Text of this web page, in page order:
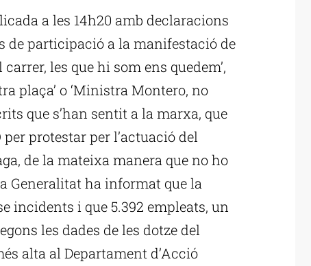
a les 14h20 amb declaracions
de participació a la manifestació de
les que hi som ens quedem’,
plaça’ o ‘Ministra Montero, no
que s’han sentit a la marxa, que
per protestar per l’actuació del
de la mateixa manera que no ho
Generalitat ha informat que la
incidents i que 5.392 empleats, un
les dades de les dotze del
alta al Departament d’Acció